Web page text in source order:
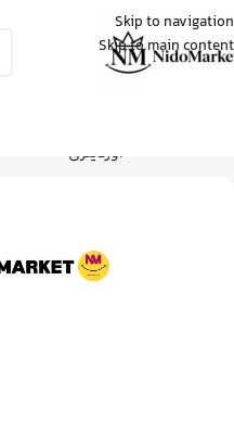
Skip to navigation
Skip to main content
اوردینری
عسلاز تهران
استیک ضد آفتاب نامرئی